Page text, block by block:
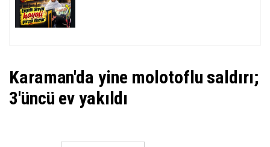
Karaman'da yine molotoflu saldırı;
3'üncü ev yakıldı